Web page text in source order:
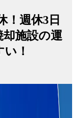
！週休3日
却施設の運
！